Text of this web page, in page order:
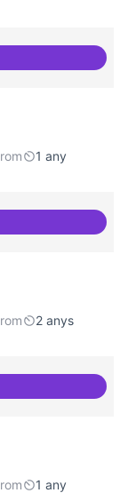
centres de
1 any
lliure
2 anys
1 any